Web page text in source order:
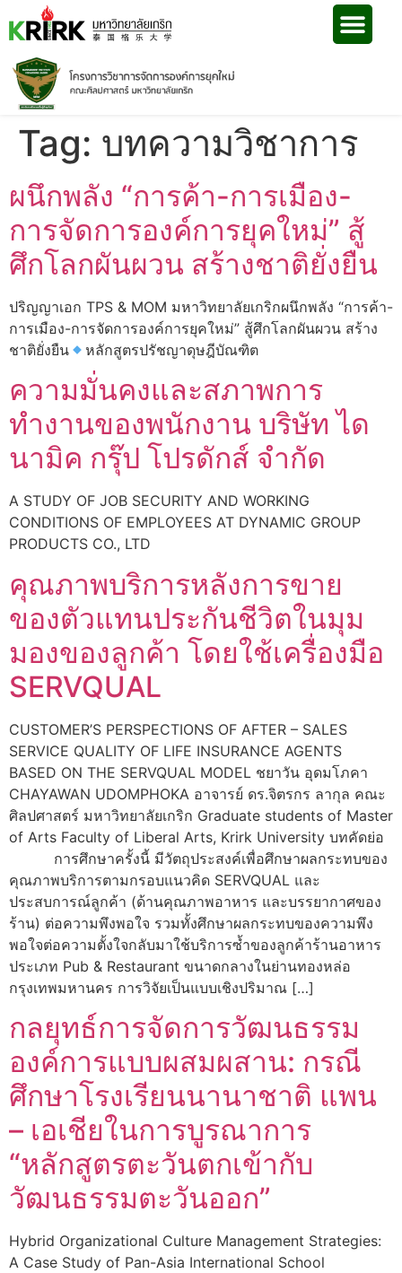
Tag: บทความวิชาการ
​ผนึกพลัง “การค้า-การเมือง-
การจัดการองค์การยุคใหม่” สู้
ศึกโลกผันผวน สร้างชาติยั่งยืน
ปริญญาเอก​ TPS​ &​ MOM​ มหาวิทยาลัยเกริก​ผนึกพลัง “การค้า-
การเมือง-การจัดการองค์การยุคใหม่” สู้ศึกโลกผันผวน สร้าง
ชาติยั่งยืน
หลักสูตรปรัชญาดุษฎีบัณฑิต
ความมั่นคงและสภาพการ
ทำงานของพนักงาน บริษัท ได
นามิค กรุ๊ป โปรดักส์ จำกัด
A STUDY OF JOB SECURITY AND WORKING
CONDITIONS OF EMPLOYEES AT DYNAMIC GROUP
PRODUCTS CO., LTD
คุณภาพบริการหลังการขาย
ของตัวแทนประกันชีวิตในมุม
มองของลูกค้า โดยใช้เครื่องมือ
SERVQUAL
CUSTOMER’S PERSPECTIONS OF AFTER – SALES
SERVICE QUALITY OF LIFE INSURANCE AGENTS
BASED ON THE SERVQUAL MODEL ชยาวัน อุดมโภคา
CHAYAWAN UDOMPHOKA อาจารย์ ดร.จิตรกร ลากุล คณะ
ศิลปศาสตร์ มหาวิทยาลัยเกริก Graduate students of Master
of Arts Faculty of Liberal Arts, Krirk University บทคัดย่อ
การศึกษาครั้งนี้ มีวัตถุประสงค์เพื่อศึกษาผลกระทบของ
คุณภาพบริการตามกรอบแนวคิด SERVQUAL และ
ประสบการณ์ลูกค้า (ด้านคุณภาพอาหาร และบรรยากาศของ
ร้าน) ต่อความพึงพอใจ รวมทั้งศึกษาผลกระทบของความพึง
พอใจต่อความตั้งใจกลับมาใช้บริการซ้ำของลูกค้าร้านอาหาร
ประเภท Pub & Restaurant ขนาดกลางในย่านทองหล่อ
กรุงเทพมหานคร การวิจัยเป็นแบบเชิงปริมาณ […]
กลยุทธ์การจัดการวัฒนธรรม
องค์การแบบผสมผสาน: กรณี
ศึกษาโรงเรียนนานาชาติ แพน
– เอเชียในการบูรณาการ
“หลักสูตรตะวันตกเข้ากับ
วัฒนธรรมตะวันออก”
Hybrid Organizational Culture Management Strategies:
A Case Study of Pan-Asia International School